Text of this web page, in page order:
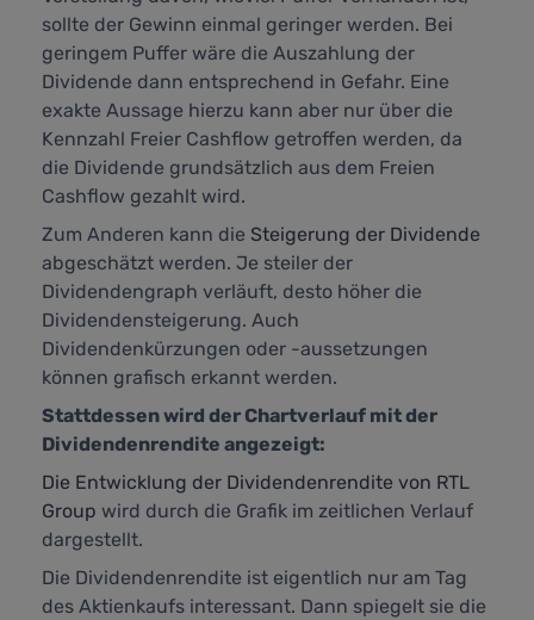
sollte der Gewinn einmal geringer werden. Bei
geringem Puffer wäre die Auszahlung der
Dividende dann entsprechend in Gefahr. Eine
exakte Aussage hierzu kann aber nur über die
Kennzahl Freier Cashflow getroffen werden, da
die Dividende grundsätzlich aus dem Freien
Cashflow gezahlt wird.
Zum Anderen kann die Steigerung der Dividende
abgeschätzt werden. Je steiler der
Dividendengraph verläuft, desto höher die
Dividendensteigerung. Auch
Dividendenkürzungen oder -aussetzungen
können grafisch erkannt werden.
Stattdessen wird der Chartverlauf mit der
Dividendenrendite angezeigt:
Die Entwicklung der Dividendenrendite von RTL
Group wird durch die Grafik im zeitlichen Verlauf
dargestellt.
Die Dividendenrendite ist eigentlich nur am Tag
des Aktienkaufs interessant. Dann spiegelt sie die